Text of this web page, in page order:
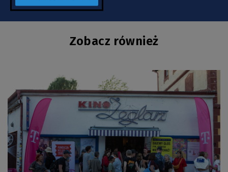
Zobacz również